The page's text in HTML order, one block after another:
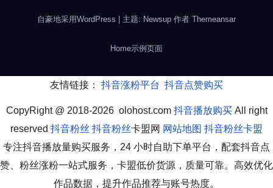
自豪地采用WordPress 主题: Newsup 作者 Themeansar
Home示例页面
友情链接： 抖音涨粉平台 抖音点赞购买
CopyRight @ 2018-2026 olohost.com 抖音播放购买All right
reserved 抖音粉丝 抖音粉丝卡盟网 网站地图 抖音粉丝卡盟
专注抖音播放量购买服务，24 小时自助下单平台，配套抖音点
赞、粉丝涨粉一站式服务，卡盟低价货源，质量可靠。高效优化
作品数据，提升作品推荐与账号热度。